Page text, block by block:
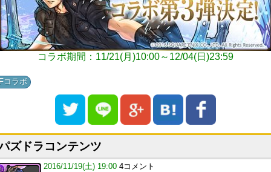
コラボ期間：11/21(月)10:00～12/04(日)23:59
コラボ
ズドラコンテンツ
2016/11/19(土) 19:00 4コメント